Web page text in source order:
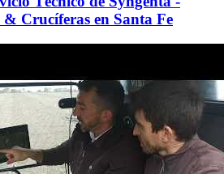
Crucíferas en Santa Fe